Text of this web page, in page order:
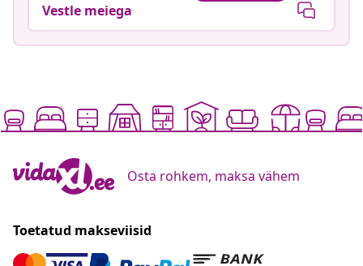
Vestle meiega
Osta rohkem, maksa vähem
Toetatud makseviisid